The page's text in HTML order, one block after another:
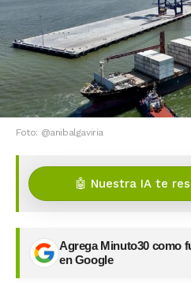
Foto: @anibalgaviria
🤖 Nuestra IA te
Agrega Minuto30 como
en Google